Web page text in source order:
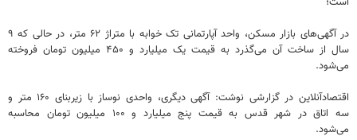
در آگهی‌های بازار مسکن، واحد آپارتمانی تک خوابه با متراژ ۶۲ متر، در حالی که ۹
سال از ساخت آن می‌گذرد به قیمت یک میلیارد و ۴۵۰ میلیون تومان فروخته
می‌شود.
اقتصادآنلاین در گزارشی نوشت: آگهی دیگری، واحدی نوساز با زیربنای ۱۶۰ متر و
سه اتاق در شهر قدس به قیمت پنج میلیارد و ۱۰۰ میلیون تومان محاسبه
می‌شود.